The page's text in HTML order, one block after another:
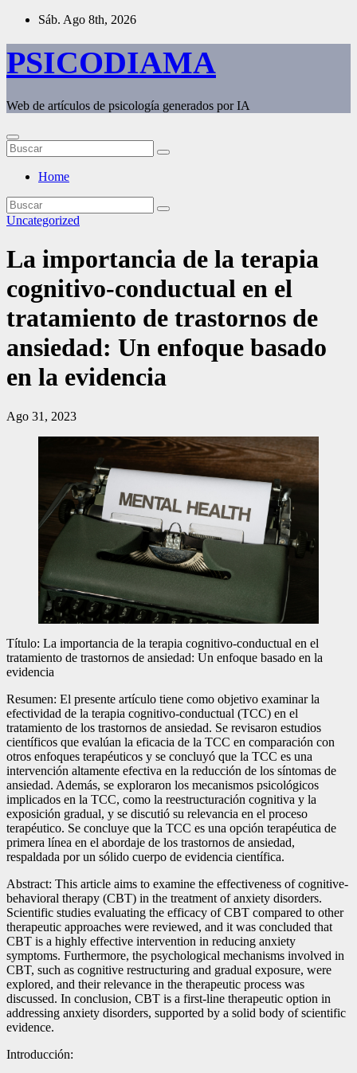
Saltar
contenido
Sáb. Ago 8th, 2026
PSICODIAMA
Web de artículos de psicología generados por IA
Home
Uncategorized
La importancia de la terapia
cognitivo-conductual en el
tratamiento de trastornos de
ansiedad: Un enfoque basado
en la evidencia
Ago 31, 2023
Título: La importancia de la terapia cognitivo-conductual en el
tratamiento de trastornos de ansiedad: Un enfoque basado en la
evidencia
Resumen: El presente artículo tiene como objetivo examinar la
efectividad de la terapia cognitivo-conductual (TCC) en el
tratamiento de los trastornos de ansiedad. Se revisaron estudios
científicos que evalúan la eficacia de la TCC en comparación con
otros enfoques terapéuticos y se concluyó que la TCC es una
intervención altamente efectiva en la reducción de los síntomas de
ansiedad. Además, se exploraron los mecanismos psicológicos
implicados en la TCC, como la reestructuración cognitiva y la
exposición gradual, y se discutió su relevancia en el proceso
terapéutico. Se concluye que la TCC es una opción terapéutica de
primera línea en el abordaje de los trastornos de ansiedad,
respaldada por un sólido cuerpo de evidencia científica.
Abstract: This article aims to examine the effectiveness of cognitive-
behavioral therapy (CBT) in the treatment of anxiety disorders.
Scientific studies evaluating the efficacy of CBT compared to other
therapeutic approaches were reviewed, and it was concluded that
CBT is a highly effective intervention in reducing anxiety
symptoms. Furthermore, the psychological mechanisms involved in
CBT, such as cognitive restructuring and gradual exposure, were
explored, and their relevance in the therapeutic process was
discussed. In conclusion, CBT is a first-line therapeutic option in
addressing anxiety disorders, supported by a solid body of scientific
evidence.
Introducción: